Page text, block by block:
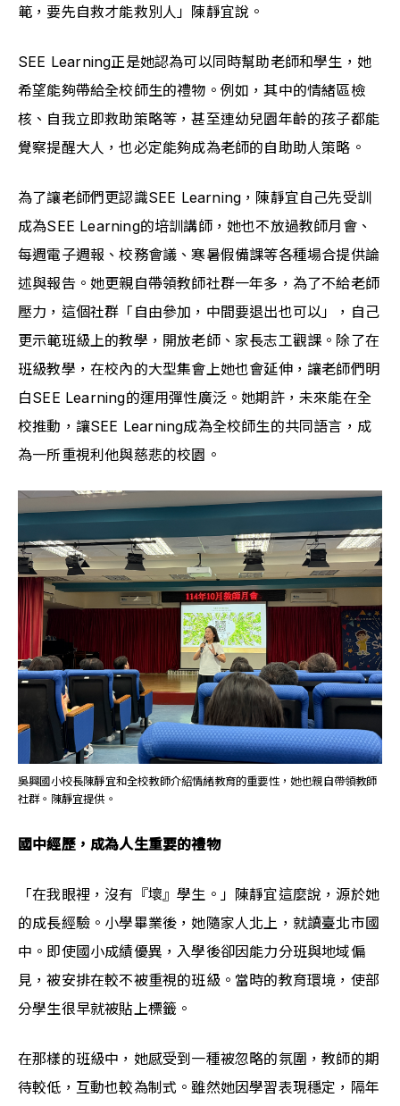
範，要先自救才能救別人」陳靜宜說。
SEE Learning正是她認為可以同時幫助老師和學生，她
希望能夠帶給全校師生的禮物。例如，其中的情緒區檢
核、自我立即救助策略等，甚至連幼兒園年齡的孩子都能
覺察提醒大人，也必定能夠成為老師的自助助人策略。
為了讓老師們更認識SEE Learning，陳靜宜自己先受訓
成為SEE Learning的培訓講師，她也不放過教師月會、
每週電子週報、校務會議、寒暑假備課等各種場合提供論
述與報告。她更親自帶領教師社群一年多，為了不給老師
壓力，這個社群「自由參加，中間要退出也可以」，自己
更示範班級上的教學，開放老師、家長志工觀課。除了在
班級教學，在校內的大型集會上她也會延伸，讓老師們明
白SEE Learning的運用彈性廣泛。她期許，未來能在全
校推動，讓SEE Learning成為全校師生的共同語言，成
為一所重視利他與慈悲的校園。
吳興國小校長陳靜宜和全校教師介紹情緒教育的重要性，她也親自帶領教師
社群。陳靜宜提供。
國中經歷，成為人生重要的禮物
「在我眼裡，沒有『壞』學生。」陳靜宜這麼說，源於她
的成長經驗。小學畢業後，她隨家人北上，就讀臺北市國
中。即使國小成績優異，入學後卻因能力分班與地域偏
見，被安排在較不被重視的班級。當時的教育環境，使部
分學生很早就被貼上標籤。
在那樣的班級中，她感受到一種被忽略的氛圍，教師的期
待較低，互動也較為制式。雖然她因學習表現穩定，隔年